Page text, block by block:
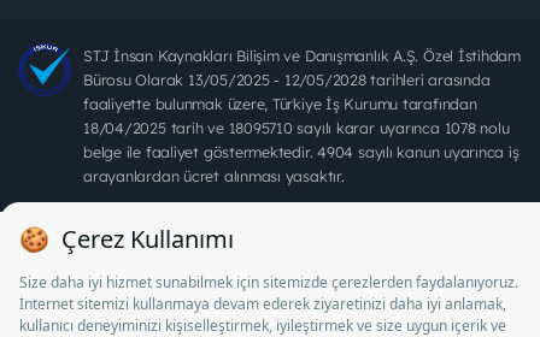
STJ İnsan Kaynakları Bilişim ve Danışmanlık A.Ş. Özel İstihdam
Bürosu Olarak 13/05/2025 - 12/05/2028 tarihleri arasında
faaliyette bulunmak üzere, Türkiye İş Kurumu tarafından
18/04/2025 tarih ve 18095710 sayılı karar uyarınca 1078 nolu
belge ile faaliyet göstermektedir. 4904 sayılı kanun uyarınca iş
arayanlardan ücret alınması yasaktır.